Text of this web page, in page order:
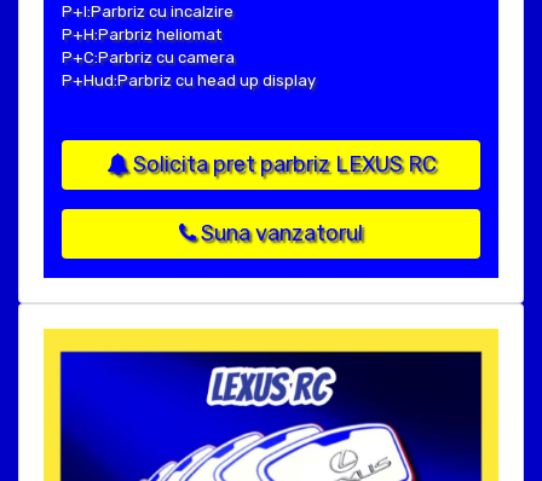
P+I:Parbriz cu incalzire
P+H:Parbriz heliomat
P+C:Parbriz cu camera
P+Hud:Parbriz cu head up display
Solicita pret parbriz LEXUS RC
Suna vanzatorul